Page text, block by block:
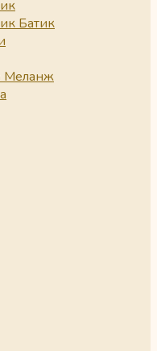
Батик
Меланж